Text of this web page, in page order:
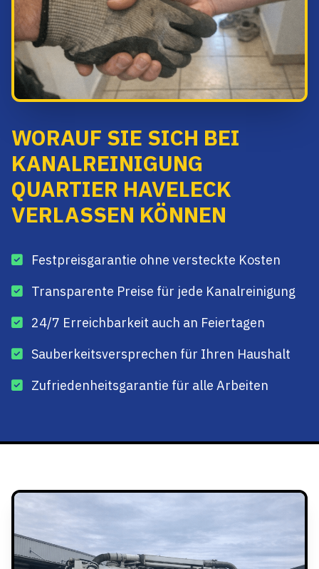
WORAUF SIE SICH BEI
KANALREINIGUNG
QUARTIER HAVELECK
VERLASSEN KÖNNEN
Festpreisgarantie ohne versteckte Kosten
Transparente Preise für jede Kanalreinigung
24/7 Erreichbarkeit auch an Feiertagen
Sauberkeitsversprechen für Ihren Haushalt
Zufriedenheitsgarantie für alle Arbeiten